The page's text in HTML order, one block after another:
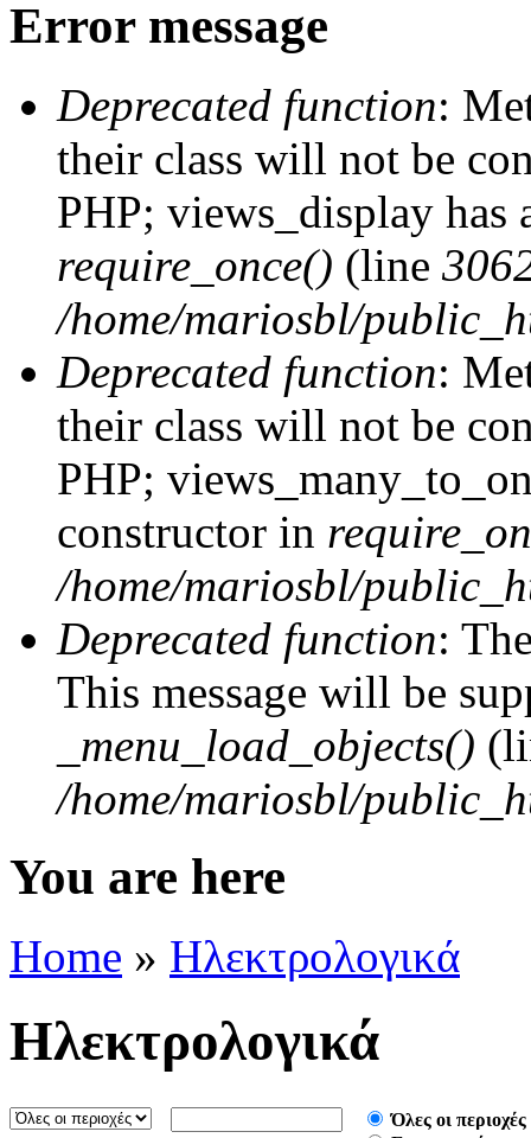
Error message
Deprecated function:
their class will not be
PHP; views_display has
require_once() (line
/home/mariosbl/
Deprecated function:
their class will not be
PHP;
constructor in
/home/mariosbl/
Deprecated function:
This message will be
_menu_load_objects()
/home/mariosbl/
You are here
Home » Ηλεκτρολογικά
Ηλεκτρολογικά
Όλες οι περιοχές